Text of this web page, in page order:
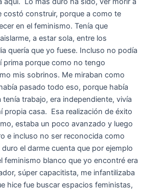
costó construir, porque a como te
en el feminismo. Tenía que
a estar sola, entre los
quería que yo fuese. Incluso no podía
prima porque como no tengo
mis sobrinos. Me miraban como
pasado todo eso, porque había
trabajo, era independiente, vivía
propia casa. Esa realización de éxito
estaba un poco avanzado y luego
e incluso no ser reconocida como
el darme cuenta que por ejemplo
feminismo blanco que yo encontré era
súper capacitista, me infantilizaba
hice fue buscar espacios feministas,